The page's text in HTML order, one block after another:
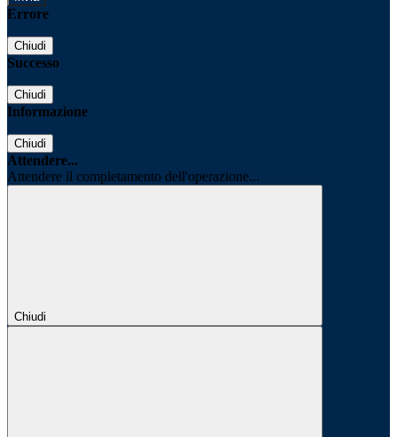
Errore
Chiudi
Successo
Chiudi
Informazione
Chiudi
Attendere...
Attendere il completamento dell'operazione...
Chiudi